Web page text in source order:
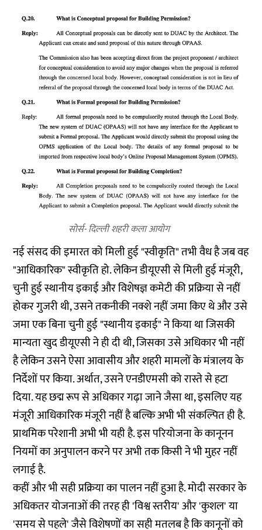
सोर्स- दिल्ली शहरी कला आयोग
नई संसद की इमारत को मिली हुई "स्वीकृति" तभी वैध है जब वह
"आधिकारिक" स्वीकृति हो. लेकिन डीयूएसी से मिली हुई मंजूरी,
चुनी हुई स्थानीय इकाई और विशेषज्ञ कमेटी की प्रक्रिया से नहीं
होकर गुजरी थी, उसने तकनीकी नक्शे नहीं जमा किए थे और उसे
जमा एक बिना चुनी हुई "स्थानीय इकाई" ने किया था जिसकी
मान्यता खुद डीयूएसी ने ही दी थी, जिसका उसे अधिकार भी नहीं
है लेकिन उसने ऐसा आवासीय और शहरी मामलों के मंत्रालय के
निर्देशों पर किया. अर्थात, उसने एनडीएमसी को रास्ते से हटा
दिया. यह छद्म रूप से अधिकार गढ़ा जाने जैसा था, इसलिए यह
मंजूरी आधिकारिक मंजूरी नहीं है बल्कि अभी भी संकल्पित ही है.
प्राथमिक परेशानी अभी भी यही है. इस परियोजना के कानूनन
नियमों का अनुपालन करने पर अभी तक किसी ने भी मुहर नहीं
लगाई है.
कहीं और भी सही प्रक्रिया का पालन नहीं हुआ है. मोदी सरकार के
अधिकतर योजनाओं की तरह ही 'विश्व स्तरीय' और 'कुशल' या
'समय से पहले' जैसे विशेषणों का सही मतलब है कि कानूनों को